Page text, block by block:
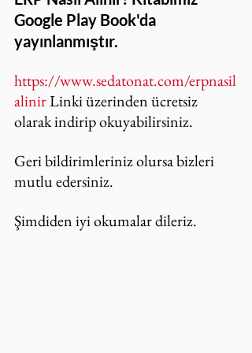
Google Play Book'da
yayınlanmıştır.
https://www.sedatonat.com/erpnasil
alinir Linki üzerinden ücretsiz
olarak indirip okuyabilirsiniz.
Geri bildirimleriniz olursa bizleri
mutlu edersiniz.
Şimdiden iyi okumalar dileriz.